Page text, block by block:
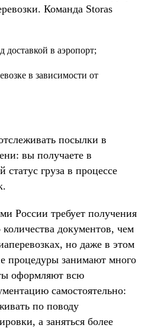
Команда Storas
доставкой в аэропорт;
в зависимости от
посылки в
вы получаете в
груза в процессе
России требует получения
документов, чем
но даже в этом
процедуры занимают много
оформляют всю
самостоятельно:
по поводу
а заняться более